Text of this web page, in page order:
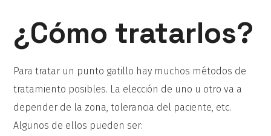
¿Cómo tratarlos?
Para tratar un punto gatillo hay muchos métodos de
tratamiento posibles. La elección de uno u otro va a
depender de la zona, tolerancia del paciente, etc.
Algunos de ellos pueden ser: